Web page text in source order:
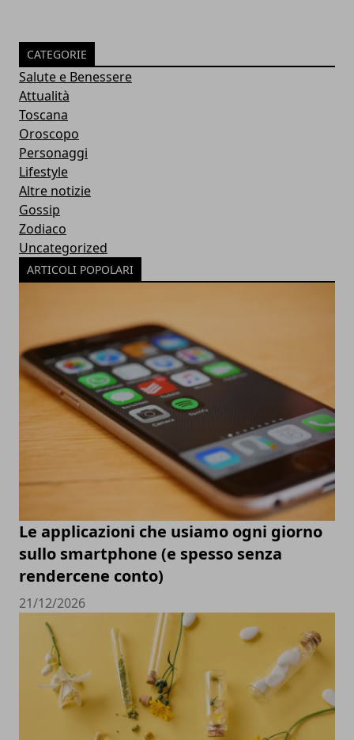
CATEGORIE
Salute e Benessere
Attualità
Toscana
Oroscopo
Personaggi
Lifestyle
Altre notizie
Gossip
Zodiaco
Uncategorized
ARTICOLI POPOLARI
Le applicazioni che usiamo ogni giorno
sullo smartphone (e spesso senza
rendercene conto)
21/12/2026